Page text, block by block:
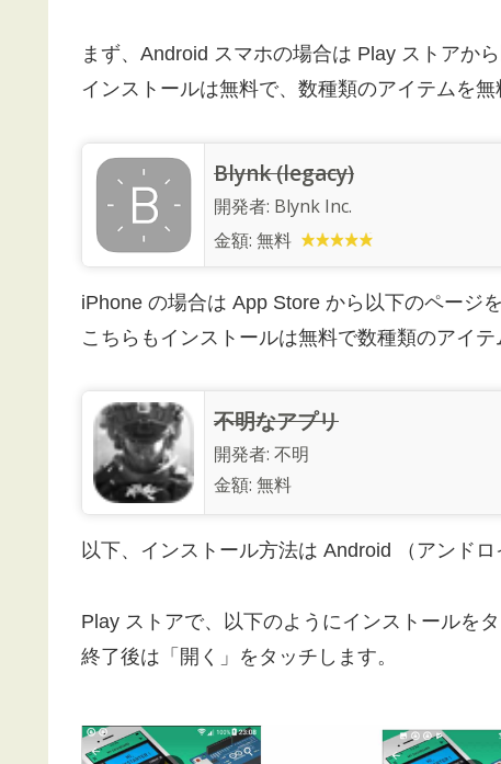
まず、Android スマホの場合は Play ストアか
インストールは無料で、数種類のアイテムを無
Blynk (legacy)
開発者: Blynk Inc.
金額: 無料
iPhone の場合は App Store から以下のページ
こちらもインストールは無料で数種類のアイテ
不明なアプリ
開発者: 不明
金額: 無料
以下、インストール方法は Android （アンドロ
Play ストアで、以下のようにインストールを
終了後は「開く」をタッチします。